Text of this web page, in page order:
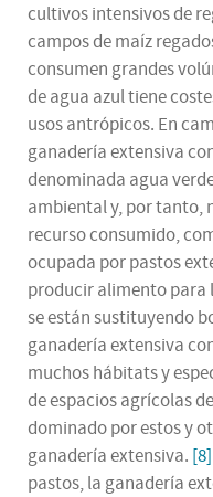
cultivos intensivos de
campos de maíz
consumen grandes
de agua azul tiene
usos antrópicos. En
ganadería extensiva
denominada agua
ambiental y, por tanto,
recurso consumido,
ocupada por pastos
producir alimento para
se están sustituyendo
ganadería extensiva
muchos hábitats y
de espacios agrícolas
dominado por estos y
ganadería extensiva. [8]
pastos, la ganadería